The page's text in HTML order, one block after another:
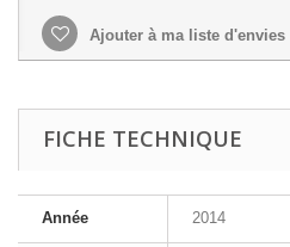
Ajouter à ma liste d'envies
FICHE TECHNIQUE
Année 2014